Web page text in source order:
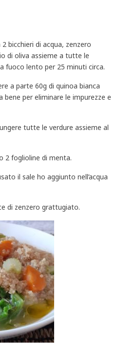
bicchieri di acqua, zenzero
di oliva assieme a tutte le
fuoco lento per 25 minuti circa.
a parte 60g di quinoa bianca
per eliminare le impurezze e
tutte le verdure assieme al
2 foglioline di menta.
il sale ho aggiunto nell’acqua
di zenzero grattugiato.